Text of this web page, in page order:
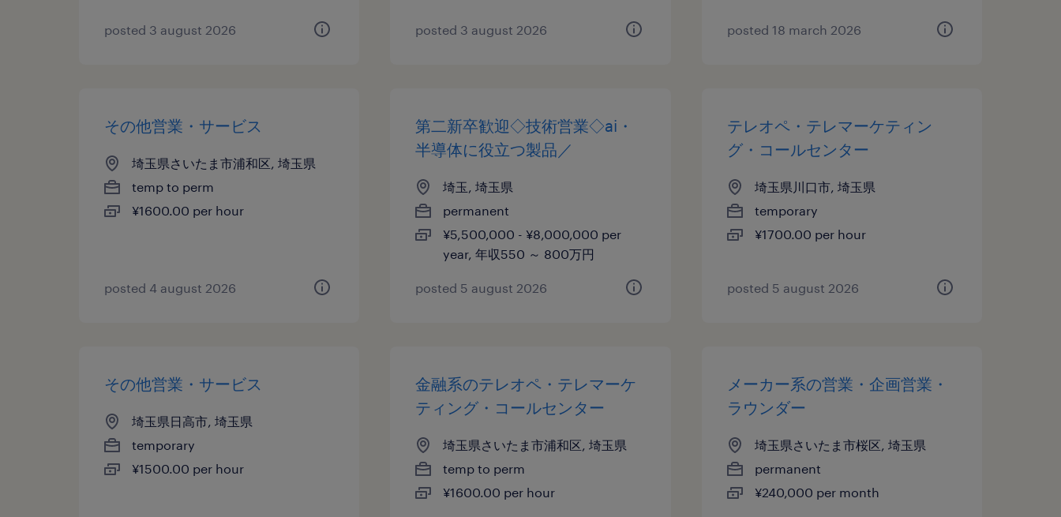
posted 3 august 2026 posted 3 august 2026 posted 18 march 2026
その他営業・サービス
埼玉県さいたま市浦和区, 埼玉県
temp to perm
¥1600.00 per hour
posted 4 august 2026
第二新卒歓迎◇技術営業◇ai・
半導体に役立つ製品／
埼玉, 埼玉県
permanent
¥5,500,000 - ¥8,000,000 per
year, 年収550 ～ 800万円
posted 5 august 2026
テレオペ・テレマーケティン
グ・コールセンター
埼玉県川口市, 埼玉県
temporary
¥1700.00 per hour
posted 5 august 2026
その他営業・サービス
埼玉県日高市, 埼玉県
temporary
¥1500.00 per hour
金融系のテレオペ・テレマーケ
ティング・コールセンター
埼玉県さいたま市浦和区, 埼玉県
temp to perm
¥1600.00 per hour
メーカー系の営業・企画営業・
ラウンダー
埼玉県さいたま市桜区, 埼玉県
permanent
¥240,000 per month